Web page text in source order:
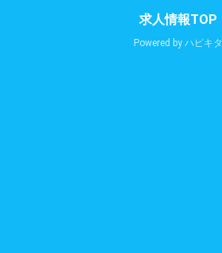
求人情報TOP
Powered by ハピキタ